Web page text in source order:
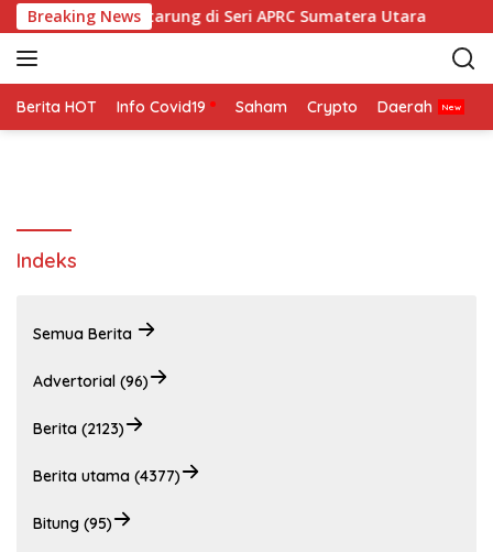
a
g
u
Breaking News
DMO Siap Bertarung di Seri APRC Sumatera Utara
Berita HOT Info Covid19 Saham Crypto Daerah
Indeks
Semua Berita
Advertorial (96)
Berita (2123)
Berita utama (4377)
Bitung (95)